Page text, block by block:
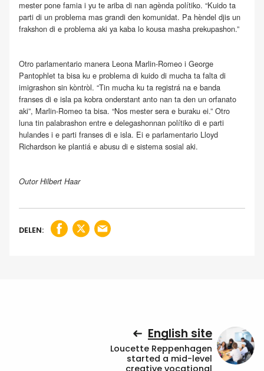
mester pone famia i yu te ariba di nan agènda polítiko. “Kuido ta
parti di un problema mas grandi den komunidat. Pa hèndel djis un
frakshon di e problema aki ya kaba lo kousa masha prekupashon.”
Otro parlamentario manera Leona Marlin-Romeo i George
Pantophlet ta bisa ku e problema di kuido di mucha ta falta di
imigrashon sin kòntròl. “Tin mucha ku ta registrá na e banda
franses di e isla pa kobra onderstant anto nan ta den un orfanato
aki”, Marlin-Romeo ta bisa. “Nos mester sera e buraku ei.” Otro
luna tin palabrashon entre e delegashonnan polítiko di e parti
hulandes i e parti franses di e isla. Ei e parlamentario Lloyd
Richardson ke plantiá e abusu di e sistema sosial aki.
Outor Hilbert Haar
DELEN:
English site
Loucette Reppenhagen
started a mid-level